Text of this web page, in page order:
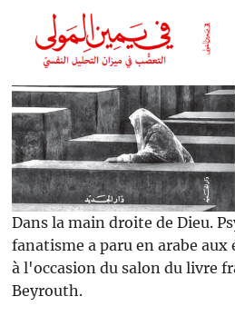
Dans la main droite de Dieu.
fanatisme a paru en arabe aux
à l'occasion du salon du livre
Beyrouth.